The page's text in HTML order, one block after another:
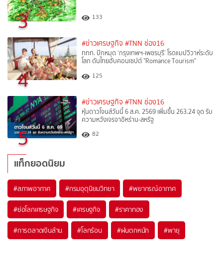
3 133
4
#ข่าวเศรษฐกิจ #TNN ช่อง16
ททท. ปักหมุด ‘กรุงเทพฯ-เพชรบุรี’ โรดแมปวิวาห์ระดับ
โลก ดันไทยฮับคอนเซปต์ "Romance Tourism"
125
5
#ข่าวเศรษฐกิจ #TNN ช่อง16
หุ้นดาวโจนส์วันนี้ 6 ส.ค. 2569 เพิ่มขึ้น 263.24 จุด รับ
ความหวังเจรจาอิหร่าน-สหรัฐ
82
แท็กยอดนิยม
#สภาพอากาศ #กรมอุตุนิยมวิทยา #พยากรณ์อากาศ
#ย่อโลกเศรษฐกิจ #เศรษฐกิจ #ราคาทอง
#การตลาดเงินล้าน #โลกร้อน #ฝนตกหนัก #พายุ